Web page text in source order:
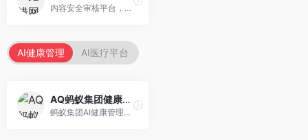
内容安全审核平台，专注于违规内容检测。面向企业和平台，提供内容审核、敏感词检测、风险预警等服务，安全审核专业。
AI健康管理 AI医疗平台
AQ蚂蚁集团健康管家
蚂蚁集团AI健康管理服务，专注于个人健康监测。面向个人用户，提供健康评估、慢病管理、健康建议等服务，健康管理便捷。